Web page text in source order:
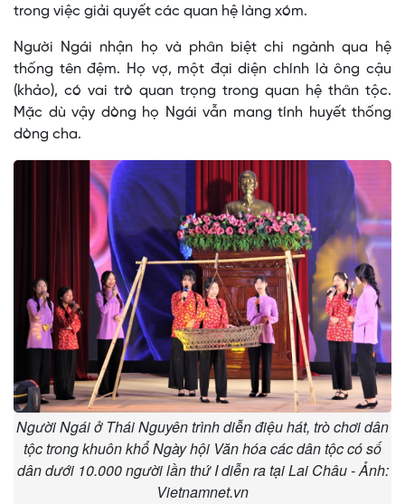
trong việc giải quyết các quan hệ làng xóm.
Người Ngái nhận họ và phân biệt chi ngành qua hệ
thống tên đệm. Họ vợ, một đại diện chính là ông cậu
(khảo), có vai trò quan trọng trong quan hệ thân tộc.
Mặc dù vậy dòng họ Ngái vẫn mang tính huyết thống
dòng cha.
Người Ngái ở Thái Nguyên trình diễn điệu hát, trò chơi dân
tộc trong khuôn khổ Ngày hội Văn hóa các dân tộc có số
dân dưới 10.000 người lần thứ I diễn ra tại Lai Châu - Ảnh:
Vietnamnet.vn